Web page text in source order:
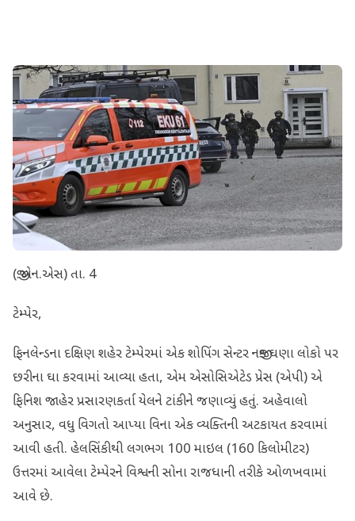
(જી.એન.એસ) તા. 4
ટેમ્પેર,
ફિનલેન્ડના દક્ષિણ શહેર ટેમ્પેરમાં એક શોપિંગ સેન્ટર નજીક ઘણા લોકો પર
છરીના ઘા કરવામાં આવ્યા હતા, એમ એસોસિએટેડ પ્રેસ (એપી) એ
ફિનિશ જાહેર પ્રસારણકર્તા યેલને ટાંકીને જણાવ્યું હતું. અહેવાલો
અનુસાર, વધુ વિગતો આપ્યા વિના એક વ્યક્તિની અટકાયત કરવામાં
આવી હતી. હેલસિંકીથી લગભગ 100 માઇલ (160 કિલોમીટર)
ઉત્તરમાં આવેલા ટેમ્પેરને વિશ્વની સોના રાજધાની તરીકે ઓળખવામાં
આવે છે.